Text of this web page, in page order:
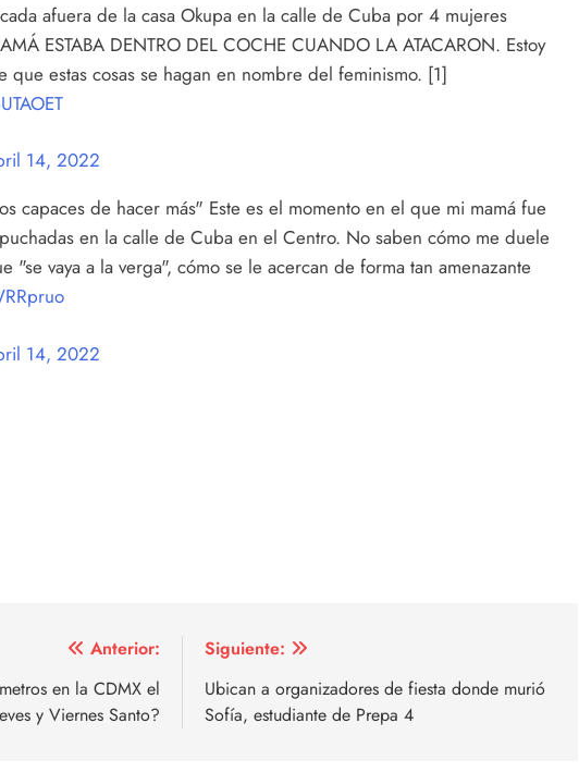
afuera de la casa Okupa en la calle de Cuba por 4 mujeres
ESTABA DENTRO DEL COCHE CUANDO LA ATACARON. Estoy
que estas cosas se hagan en nombre del feminismo. [1]
14, 2022
capaces de hacer más" Este es el momento en el que mi mamá fue
en la calle de Cuba en el Centro. No saben cómo me duele
"se vaya a la verga", cómo se le acercan de forma tan amenazante
14, 2022
Anterior:
en la CDMX el
y Viernes Santo?
Siguiente:
Ubican a organizadores de fiesta donde murió
Sofía, estudiante de Prepa 4